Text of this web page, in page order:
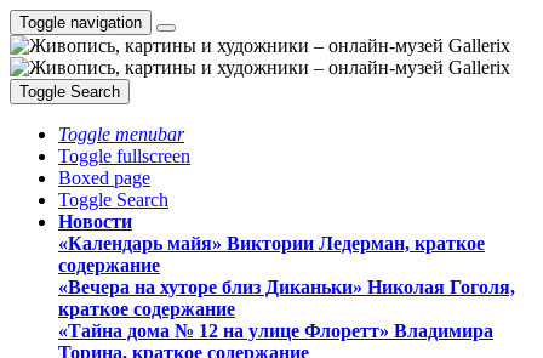
Toggle navigation
Toggle Search
Toggle menubar
Toggle fullscreen
Boxed page
Toggle Search
Новости
«Календарь майя» Виктории Ледерман, краткое
содержание
«Вечера на хуторе близ Диканьки» Николая Гоголя,
краткое содержание
«Тайна дома № 12 на улице Флоретт» Владимира
Торина, краткое содержание